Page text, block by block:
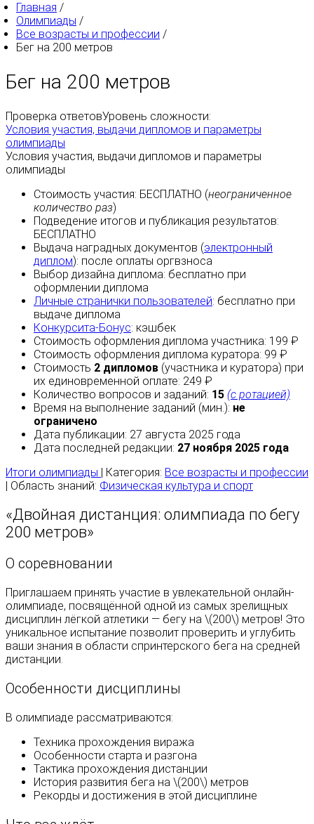
Главная /
Олимпиады /
Все возрасты и профессии /
Бег на 200 метров
Бег на 200 метров
Проверка ответовУровень сложности:
Условия участия, выдачи дипломов и параметры
олимпиады
Условия участия, выдачи дипломов и параметры
олимпиады
Стоимость участия: БЕСПЛАТНО (неограниченное
количество раз)
Подведение итогов и публикация результатов:
БЕСПЛАТНО
Выдача наградных документов (электронный
диплом): после оплаты оргвзноса
Выбор дизайна диплома: бесплатно при
оформлении диплома
Личные странички пользователей: бесплатно при
выдаче диплома
Конкурсита-Бонус: кэшбек
Стоимость оформления диплома участника: 199 ₽
Стоимость оформления диплома куратора: 99 ₽
Стоимость 2 дипломов (участника и куратора) при
их единовременной оплате: 249 ₽
Количество вопросов и заданий: 15 (с ротацией)
Время на выполнение заданий (мин.): не
ограничено
Дата публикации: 27 августа 2025 года
Дата последней редакции: 27 ноября 2025 года
Итоги олимпиады
| Категория: Все возрасты и профессии
| Область знаний: Физическая культура и спорт
«Двойная дистанция: олимпиада по бегу
200 метров»
О соревновании
Приглашаем принять участие в увлекательной онлайн-
олимпиаде, посвящённой одной из самых зрелищных
дисциплин лёгкой атлетики — бегу на \(200\) метров! Это
уникальное испытание позволит проверить и углубить
ваши знания в области спринтерского бега на средней
дистанции.
Особенности дисциплины
В олимпиаде рассматриваются:
Техника прохождения виража
Особенности старта и разгона
Тактика прохождения дистанции
История развития бега на \(200\) метров
Рекорды и достижения в этой дисциплине